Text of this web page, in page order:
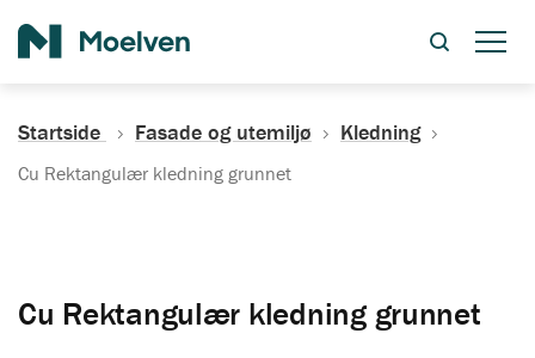
Startside Fasade og utemiljø Kledning
Cu Rektangulær kledning grunnet
Cu Rektangulær kledning grunnet